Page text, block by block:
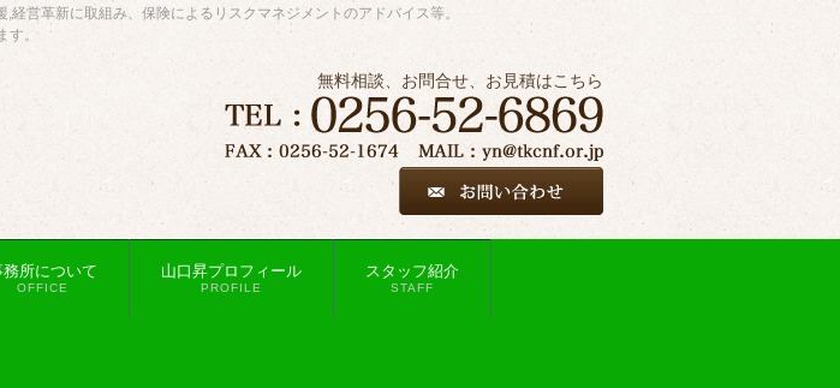
営革新に取組み、保険によるリスクマネジメントのアドバイス等。
す。
無料相談、お問合せ、お見積はこちら
務所について
OFFICE
山口昇プロフィール
PROFILE
スタッフ紹介
STAFF